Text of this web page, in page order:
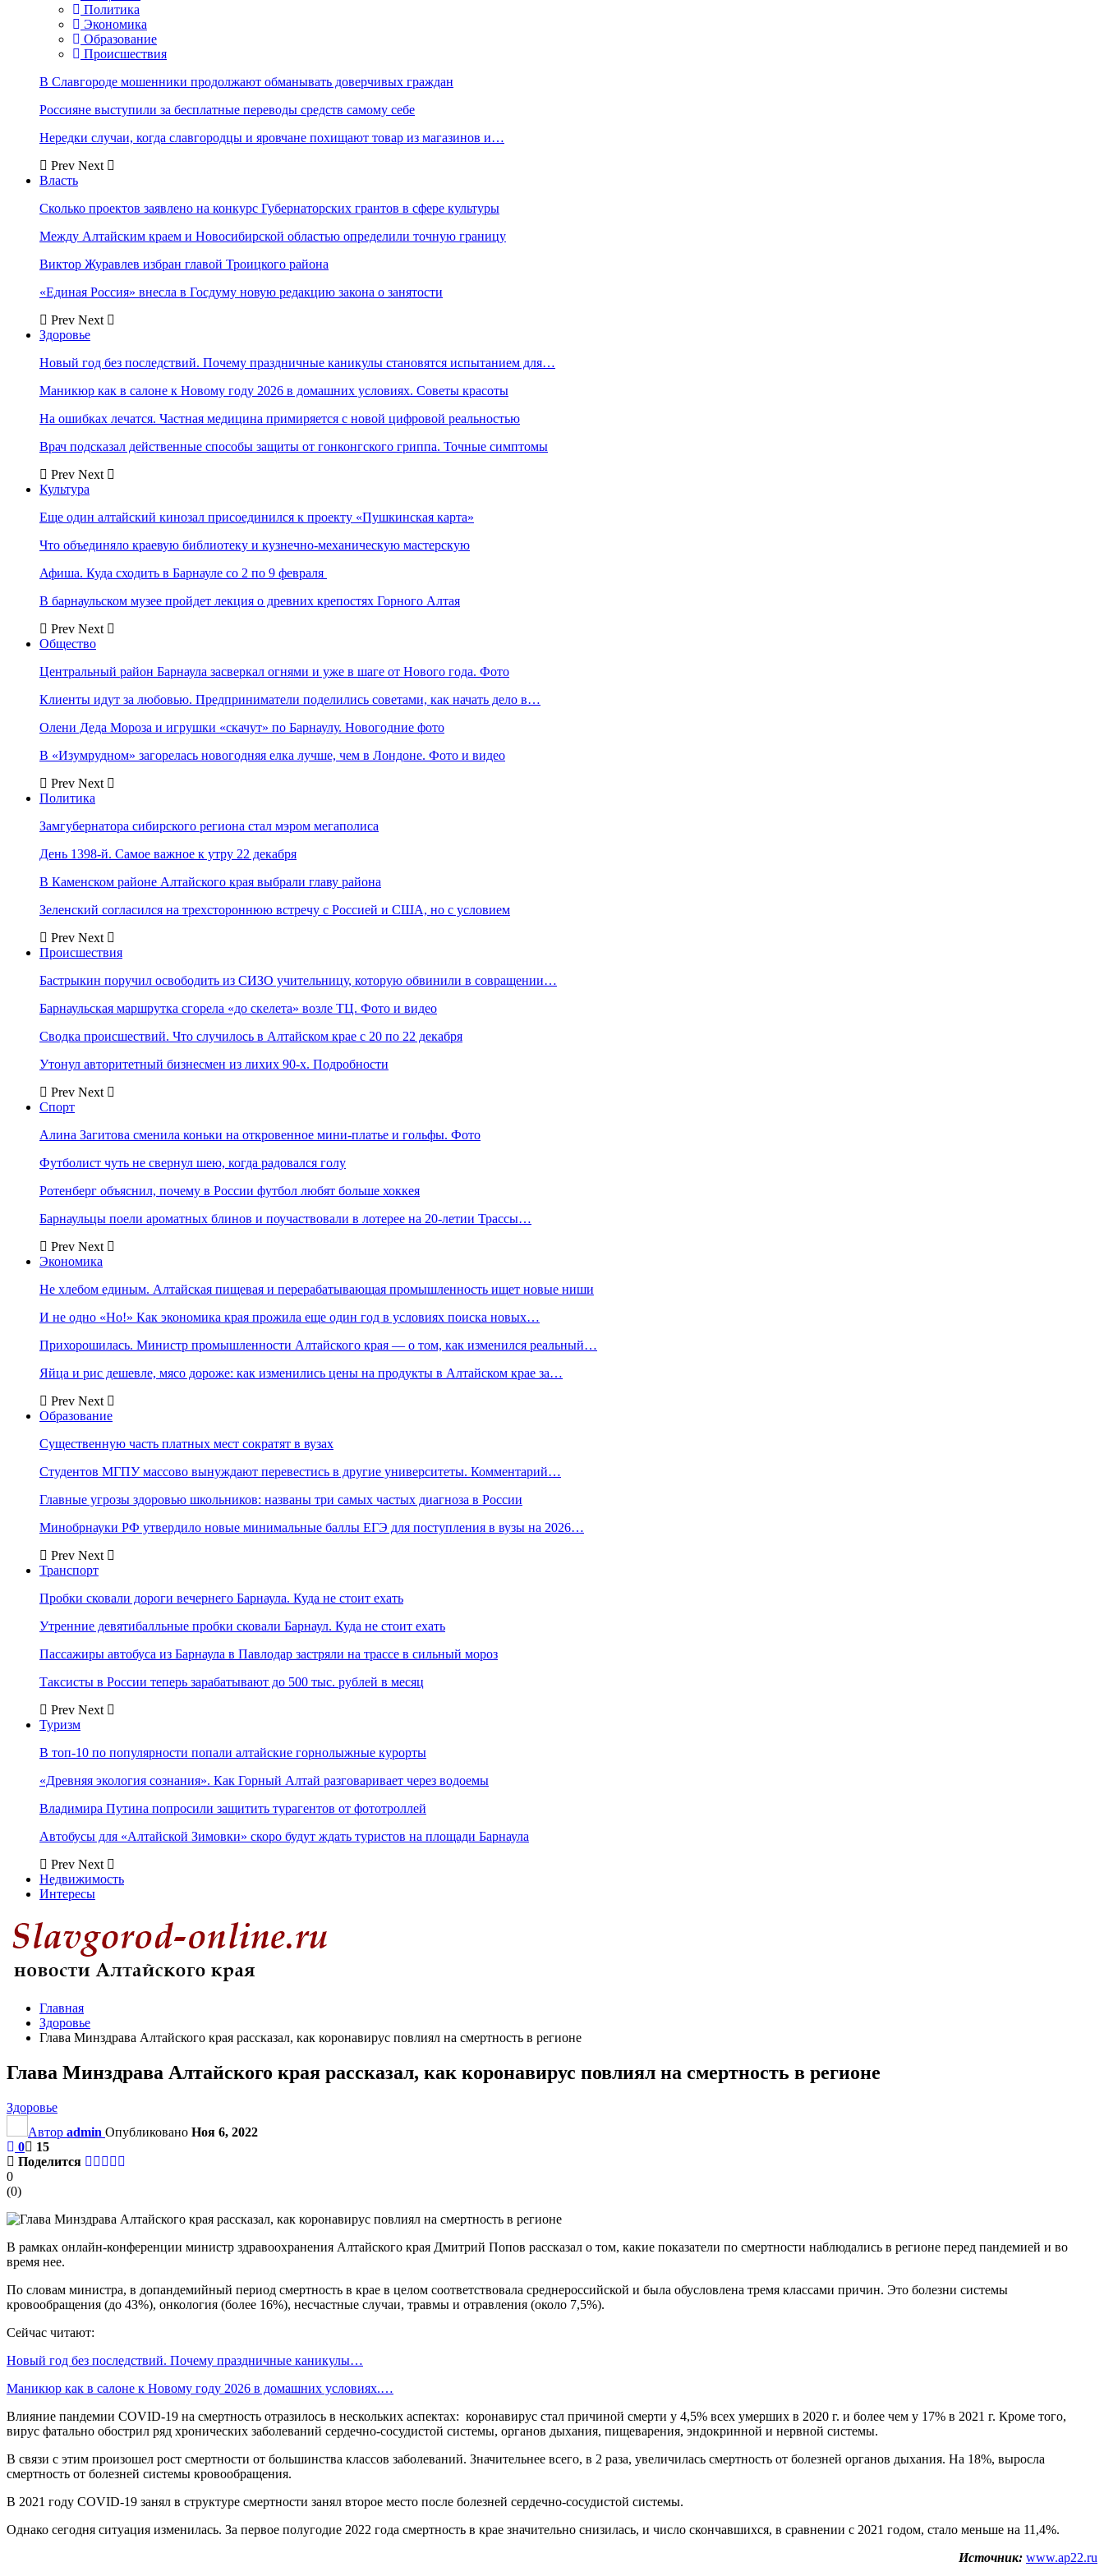
Политика
Экономика
Образование
Происшествия
В Славгороде мошенники продолжают обманывать доверчивых граждан
Россияне выступили за бесплатные переводы средств самому себе
Нередки случаи, когда славгородцы и яровчане похищают товар из магазинов и…
Prev Next
Власть
Сколько проектов заявлено на конкурс Губернаторских грантов в сфере культуры
Между Алтайским краем и Новосибирской областью определили точную границу
Виктор Журавлев избран главой Троицкого района
«Единая Россия» внесла в Госдуму новую редакцию закона о занятости
Prev Next
Здоровье
Новый год без последствий. Почему праздничные каникулы становятся испытанием для…
Маникюр как в салоне к Новому году 2026 в домашних условиях. Советы красоты
На ошибках лечатся. Частная медицина примиряется с новой цифровой реальностью
Врач подсказал действенные способы защиты от гонконгского гриппа. Точные симптомы
Prev Next
Культура
Еще один алтайский кинозал присоединился к проекту «Пушкинская карта»
Что объединяло краевую библиотеку и кузнечно-механическую мастерскую
Афиша. Куда сходить в Барнауле со 2 по 9 февраля
В барнаульском музее пройдет лекция о древних крепостях Горного Алтая
Prev Next
Общество
Центральный район Барнаула засверкал огнями и уже в шаге от Нового года. Фото
Клиенты идут за любовью. Предприниматели поделились советами, как начать дело в…
Олени Деда Мороза и игрушки «скачут» по Барнаулу. Новогодние фото
В «Изумрудном» загорелась новогодняя елка лучше, чем в Лондоне. Фото и видео
Prev Next
Политика
Замгубернатора сибирского региона стал мэром мегаполиса
День 1398-й. Самое важное к утру 22 декабря
В Каменском районе Алтайского края выбрали главу района
Зеленский согласился на трехстороннюю встречу с Россией и США, но с условием
Prev Next
Происшествия
Бастрыкин поручил освободить из СИЗО учительницу, которую обвинили в совращении…
Барнаульская маршрутка сгорела «до скелета» возле ТЦ. Фото и видео
Сводка происшествий. Что случилось в Алтайском крае с 20 по 22 декабря
Утонул авторитетный бизнесмен из лихих 90-х. Подробности
Prev Next
Спорт
Алина Загитова сменила коньки на откровенное мини-платье и гольфы. Фото
Футболист чуть не свернул шею, когда радовался голу
Ротенберг объяснил, почему в России футбол любят больше хоккея
Барнаульцы поели ароматных блинов и поучаствовали в лотерее на 20-летии Трассы…
Prev Next
Экономика
Не хлебом единым. Алтайская пищевая и перерабатывающая промышленность ищет новые ниши
И не одно «Но!» Как экономика края прожила еще один год в условиях поиска новых…
Прихорошилась. Министр промышленности Алтайского края — о том, как изменился реальный…
Яйца и рис дешевле, мясо дороже: как изменились цены на продукты в Алтайском крае за…
Prev Next
Образование
Существенную часть платных мест сократят в вузах
Студентов МГПУ массово вынуждают перевестись в другие университеты. Комментарий…
Главные угрозы здоровью школьников: названы три самых частых диагноза в России
Минобрнауки РФ утвердило новые минимальные баллы ЕГЭ для поступления в вузы на 2026…
Prev Next
Транспорт
Пробки сковали дороги вечернего Барнаула. Куда не стоит ехать
Утренние девятибалльные пробки сковали Барнаул. Куда не стоит ехать
Пассажиры автобуса из Барнаула в Павлодар застряли на трассе в сильный мороз
Таксисты в России теперь зарабатывают до 500 тыс. рублей в месяц
Prev Next
Туризм
В топ-10 по популярности попали алтайские горнолыжные курорты
«Древняя экология сознания». Как Горный Алтай разговаривает через водоемы
Владимира Путина попросили защитить турагентов от фототроллей
Автобусы для «Алтайской Зимовки» скоро будут ждать туристов на площади Барнаула
Prev Next
Недвижимость
Интересы
Главная
Здоровье
Глава Минздрава Алтайского края рассказал, как коронавирус повлиял на смертность в регионе
Глава Минздрава Алтайского края рассказал, как коронавирус повлиял на смертность в регионе
Здоровье
Автор admin Опубликовано Ноя 6, 2022
0
15
Поделится
0
(0)
В рамках онлайн-конференции министр здравоохранения Алтайского края Дмитрий Попов рассказал о том, какие показатели по смертности наблюдались в регионе перед пандемией и во
время нее.
По словам министра, в допандемийный период смертность в крае в целом соответствовала среднероссийской и была обусловлена тремя классами причин. Это болезни системы
кровообращения (до 43%), онкология (более 16%), несчастные случаи, травмы и отравления (около 7,5%).
Сейчас читают:
Новый год без последствий. Почему праздничные каникулы…
Маникюр как в салоне к Новому году 2026 в домашних условиях.…
Влияние пандемии COVID-19 на смертность отразилось в нескольких аспектах: коронавирус стал причиной смерти у 4,5% всех умерших в 2020 г. и более чем у 17% в 2021 г. Кроме того,
вирус фатально обострил ряд хронических заболеваний сердечно-сосудистой системы, органов дыхания, пищеварения, эндокринной и нервной системы.
В связи с этим произошел рост смертности от большинства классов заболеваний. Значительнее всего, в 2 раза, увеличилась смертность от болезней органов дыхания. На 18%, выросла
смертность от болезней системы кровообращения.
В 2021 году COVID-19 занял в структуре смертности занял второе место после болезней сердечно-сосудистой системы.
Однако сегодня ситуация изменилась. За первое полугодие 2022 года смертность в крае значительно снизилась, и число скончавшихся, в сравнении с 2021 годом, стало меньше на 11,4%.
Источник: www.ap22.ru